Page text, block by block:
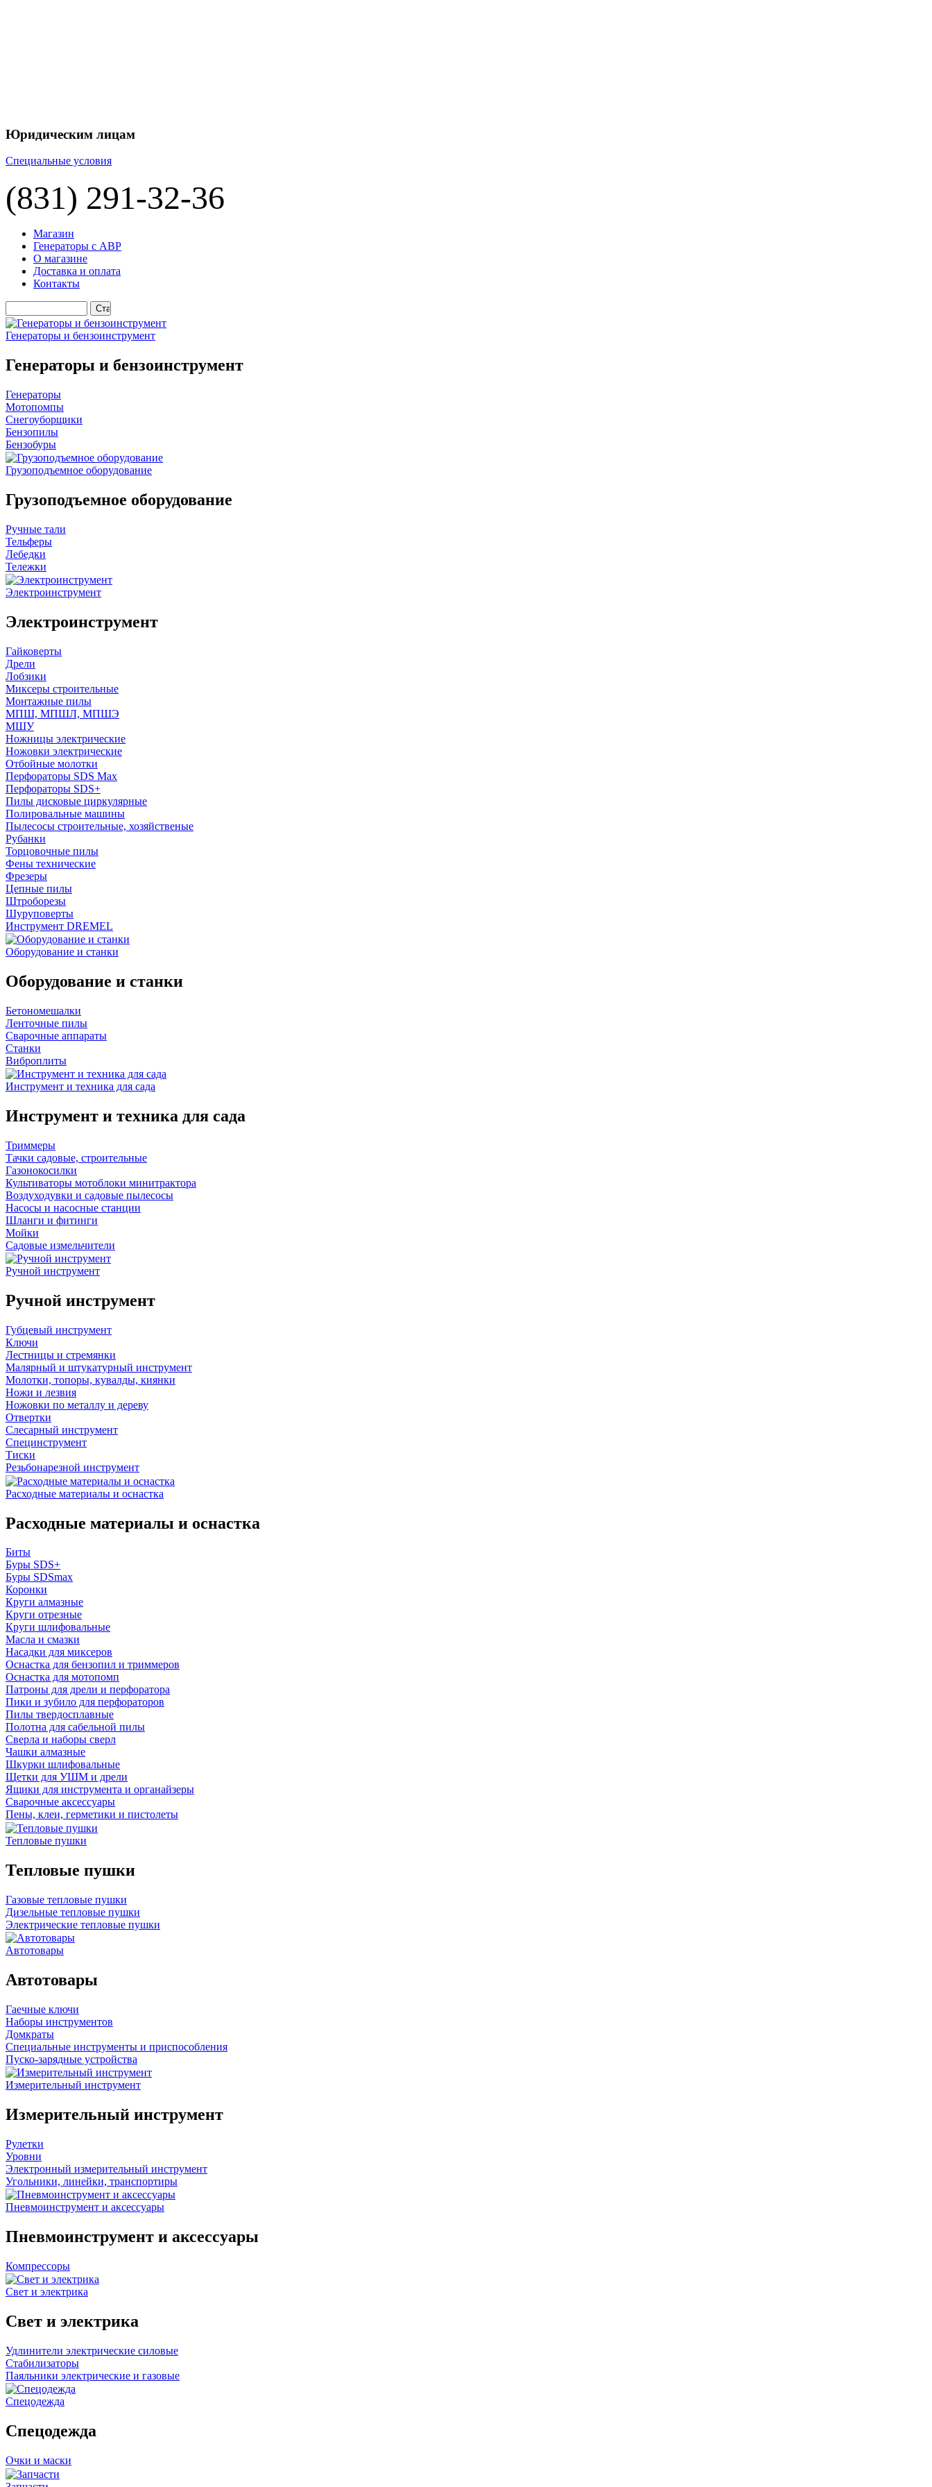
Юридическим лицам
Специальные условия
(831) 291-32-36
Магазин
Генераторы с АВР
О магазине
Доставка и оплата
Контакты
Генераторы и бензоинструмент
Генераторы и бензоинструмент
Генераторы
Мотопомпы
Снегоуборщики
Бензопилы
Бензобуры
Грузоподъемное оборудование
Грузоподъемное оборудование
Ручные тали
Тельферы
Лебедки
Тележки
Электроинструмент
Электроинструмент
Гайковерты
Дрели
Лобзики
Миксеры строительные
Монтажные пилы
МПШ, МПШЛ, МПШЭ
МШУ
Ножницы электрические
Ножовки электрические
Отбойные молотки
Перфораторы SDS Max
Перфораторы SDS+
Пилы дисковые циркулярные
Полировальные машины
Пылесосы строительные, хозяйственые
Рубанки
Торцовочные пилы
Фены технические
Фрезеры
Цепные пилы
Штроборезы
Шуруповерты
Инструмент DREMEL
Оборудование и станки
Оборудование и станки
Бетономешалки
Ленточные пилы
Сварочные аппараты
Станки
Виброплиты
Инструмент и техника для сада
Инструмент и техника для сада
Триммеры
Тачки садовые, строительные
Газонокосилки
Культиваторы мотоблоки минитрактора
Воздуходувки и садовые пылесосы
Насосы и насосные станции
Шланги и фитинги
Мойки
Садовые измельчители
Ручной инструмент
Ручной инструмент
Губцевый инструмент
Ключи
Лестницы и стремянки
Малярный и штукатурный инструмент
Молотки, топоры, кувалды, киянки
Ножи и лезвия
Ножовки по металлу и дереву
Отвертки
Слесарный инструмент
Специнструмент
Тиски
Резьбонарезной инструмент
Расходные материалы и оснастка
Расходные материалы и оснастка
Биты
Буры SDS+
Буры SDSmax
Коронки
Круги алмазные
Круги отрезные
Круги шлифовальные
Масла и смазки
Насадки для миксеров
Оснастка для бензопил и триммеров
Оснастка для мотопомп
Патроны для дрели и перфоратора
Пики и зубило для перфораторов
Пилы твердосплавные
Полотна для сабельной пилы
Сверла и наборы сверл
Чашки алмазные
Шкурки шлифовальные
Щетки для УШМ и дрели
Ящики для инструмента и органайзеры
Сварочные аксессуары
Пены, клеи, герметики и пистолеты
Тепловые пушки
Тепловые пушки
Газовые тепловые пушки
Дизельные тепловые пушки
Электрические тепловые пушки
Автотовары
Автотовары
Гаечные ключи
Наборы инструментов
Домкраты
Специальные инструменты и приспособления
Пуско-зарядные устройства
Измерительный инструмент
Измерительный инструмент
Рулетки
Уровни
Электронный измерительный инструмент
Угольники, линейки, транспортиры
Пневмоинструмент и аксессуары
Пневмоинструмент и аксессуары
Компрессоры
Свет и электрика
Свет и электрика
Удлинители электрические силовые
Стабилизаторы
Паяльники электрические и газовые
Спецодежда
Спецодежда
Очки и маски